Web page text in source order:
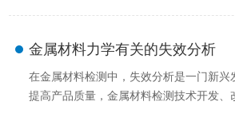
金属材料力学有关的失效分析
在金属材料检测中，失效分析是一门新兴
提高产品质量，金属材料检测技术开发、